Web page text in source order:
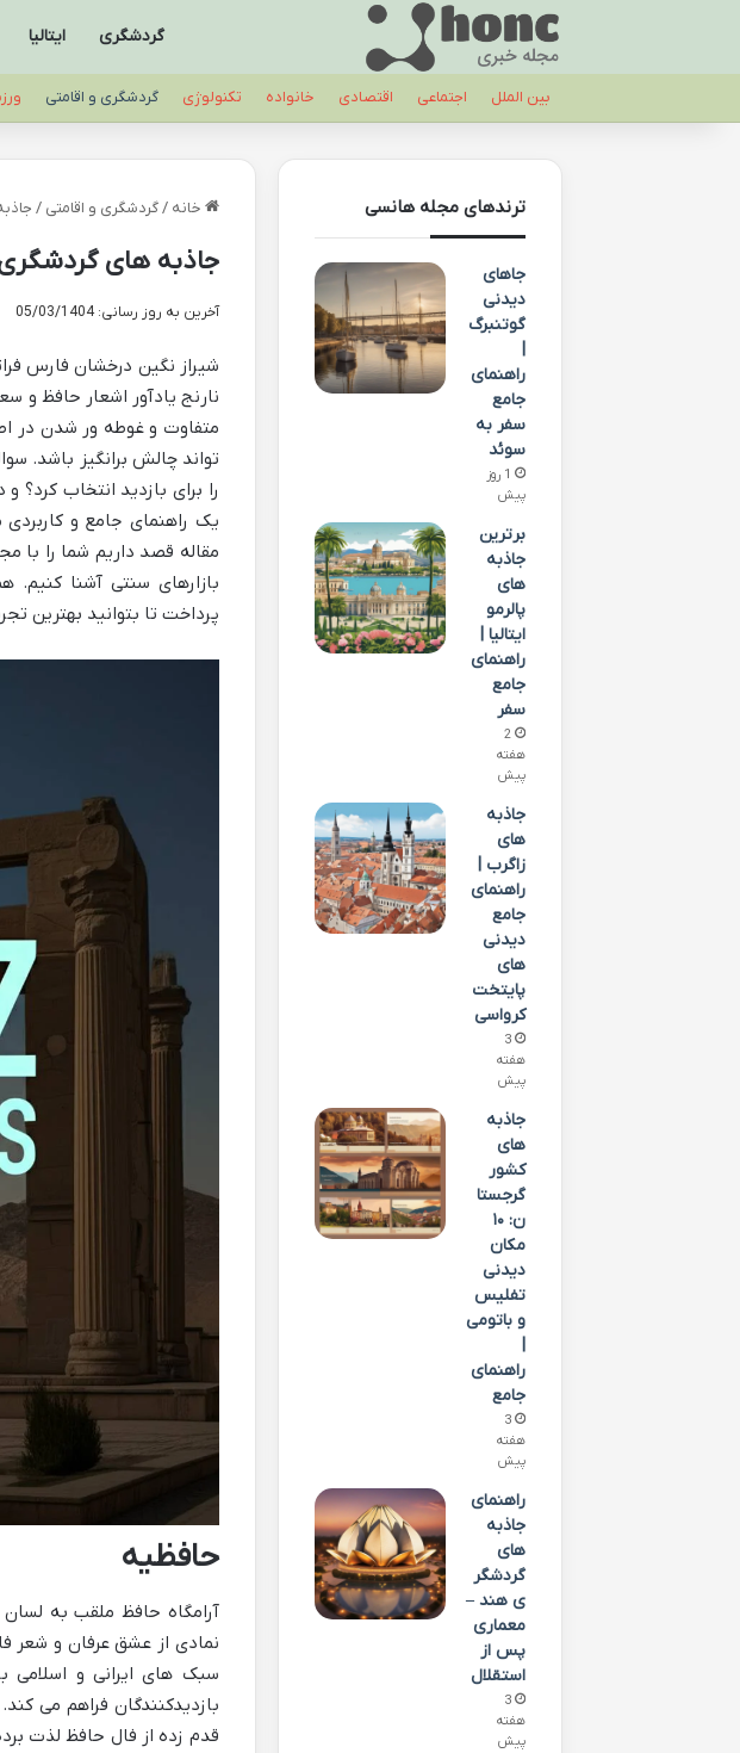
گردشگری ایتالیا
بین الملل اجتماعی اقتصادی خانواده تکنولوژی گردشگری و اقامتی
خانه /گردشگری و اقامتی /
جاذبه های گردشگری
آخرین به روز رسانی: 05/03/1404
شیراز نگین درخشان فارس
نارنج یادآور اشعار حافظ و
متفاوت و غوطه ور شدن در
تواند چالش برانگیز باشد.
را برای بازدید انتخاب
یک راهنمای جامع و
مقاله قصد داریم شما را با
بازارهای سنتی آشنا کنیم.
پرداخت تا بتوانید بهترین
حافظیه
آرامگاه حافظ ملقب به
نمادی از عشق عرفان و شعر
سبک های ایرانی و
بازدیدکنندگان فراهم می
قدم زده از فال حافظ لذت
ترندهای مجله هانسی
جاهای
دیدنی
گوتنبرگ
|
راهنمای
جامع
سفر به
سوئد
1 روز
پیش
برترین
جاذبه
های
پالرمو
ایتالیا |
راهنمای
جامع
سفر
2
هفته
پیش
جاذبه
های
زاگرب |
راهنمای
جامع
دیدنی
های
پایتخت
کرواسی
3
هفته
پیش
جاذبه
های
کشور
گرجستا
ن: ۱۰
مکان
دیدنی
تفلیس
و باتومی
|
راهنمای
جامع
3
هفته
پیش
راهنمای
جاذبه
های
گردشگر
ی هند –
معماری
پس از
استقلال
3
هفته
پیش